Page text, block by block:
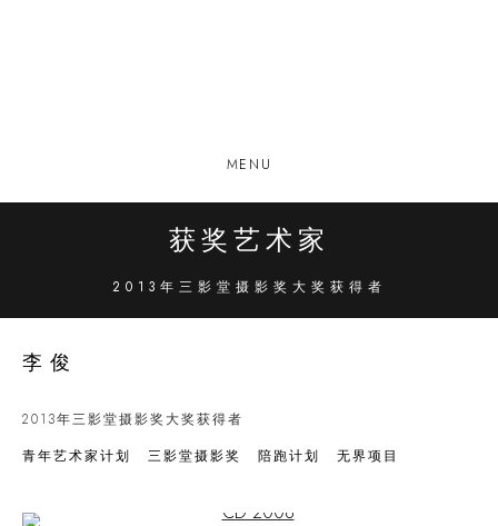
MENU
获奖艺术家
2013年三影堂摄影奖大奖获得者
李俊
2013年三影堂摄影奖大奖获得者
青年艺术家计划 三影堂摄影奖 陪跑计划 无界项目
Open a larger version of the following image in a popup: